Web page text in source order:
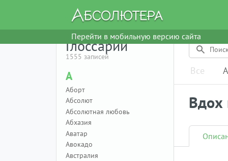
Перейти в мобильную версию сайта
Глоссарий
1555 записей
А
Аборт
Абсолют
Абсолютная любовь
Абхазия
Аватар
Авокадо
Австралия
Все А
Вдох